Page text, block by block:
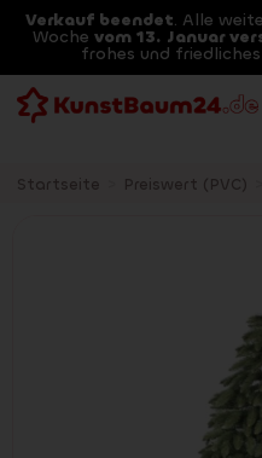
Verkauf beendet. Alle
Woche vom 13. Januar
frohes und
Startseite Preiswert (PVC)